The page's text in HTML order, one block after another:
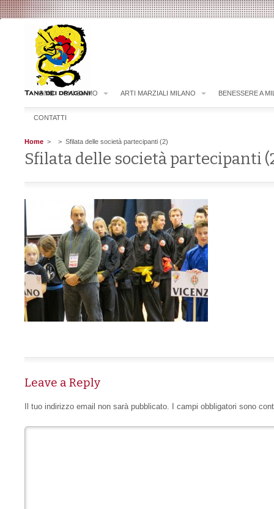
HOME CHI SIAMO ARTI MARZIALI MILANO BENESSERE A
CONTATTI
Home > > Sfilata delle società partecipanti (2)
Sfilata delle società partecipanti
Leave a Reply
Il tuo indirizzo email non sarà pubblicato. I campi obbligatori sono